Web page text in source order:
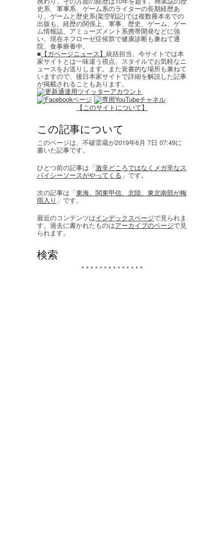
史系、軍事系、ゲーム系のライターの長期経歴あ
り。ゲームと歴史系(架空戦記)では複数冊本名での
出版も。経歴の関係上、軍事、歴史、ゲーム、ゲー
ム情報誌、アミューズメント系携帯開発などに強
い。現在ネフローゼ症候群で健康診断も兼ねて通
院、食事療養中。
■ 【ガベージニュース】 統括担当。今サイトでは本
家サイトとは一味違う視点、スタイルでお気軽なニ
ュースをお送りします。また覚書的な場所も兼ねて
いますので、後日本家サイトで詳細を解説した記事
が掲載されることもあります。
【このサイトについて】
この記事について
このページは、不破雷蔵が2019年6月 7日 07:49に
書いた記事です。
ひとつ前の記事は「激辛どころではなくメガ辛なス
パイシーソースがやってくる 」です。
次の記事は「東海、関東甲信、北陸、東北南部が梅
雨入り 」です。
最近のコンテンツはインデックスページで見られま
す。過去に書かれたものはアーカイブのページで見
られます。
検索
* * * * * * * * * * * * * *